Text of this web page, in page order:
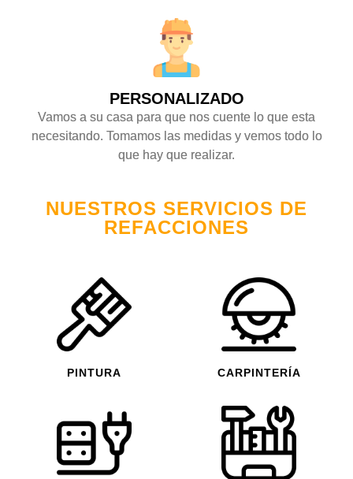
PERSONALIZADO
Vamos a su casa para que nos cuente lo que esta
necesitando. Tomamos las medidas y vemos todo lo
que hay que realizar.
NUESTROS SERVICIOS DE
REFACCIONES
PINTURA CARPINTERÍA